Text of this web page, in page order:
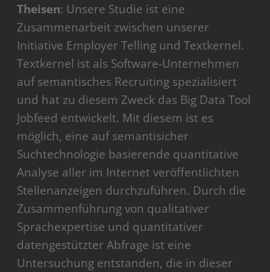
Theisen: Unsere Studie ist eine
Zusammenarbeit zwischen unserer
Initiative Employer Telling und Textkernel.
Textkernel ist als Software-Unternehmen
auf semantisches Recruiting spezialisiert
und hat zu diesem Zweck das Big Data Tool
Jobfeed entwickelt. Mit diesem ist es
möglich, eine auf semantisicher
Suchtechnologie basierende quantitative
Analyse aller im Internet veröffentlichten
Stellenanzeigen durchzuführen. Durch die
Zusammenführung von qualitativer
Sprachexpertise und quantitativer
datengestützter Abfrage ist eine
Untersuchung entstanden, die in dieser